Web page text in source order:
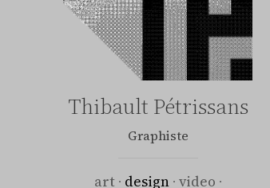
Thibault Pétrissans
Graphiste
art· design· video ·